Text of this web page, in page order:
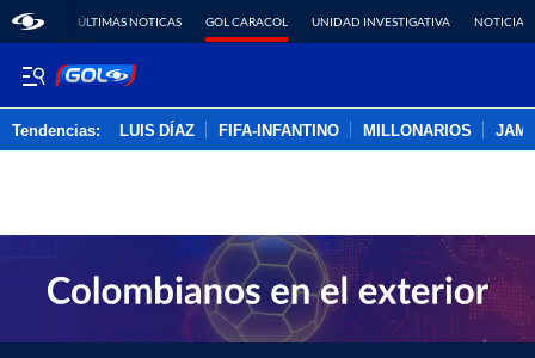
ÚLTIMAS NOTICAS GOL CARACOL UNIDAD INVESTIGATIVA NOTICIAS
Tendencias: LUIS DÍAZ FIFA-INFANTINO MILLONARIOS